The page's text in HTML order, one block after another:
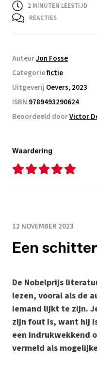
2 MINUTEN LEESTIJD
REACTIES
AuteurJon Fosse
Categoriefictie
Uitgeverij Oevers, 2023
ISBN 9789493290624
Beoordeeld doorVictor
Waardering
12 NOVEMBER 2023
Een
De Nobelprijs
lezen, vooral als de
iemand lijkt te zijn.
zijn fout is, want hij
een indrukwekkend
vermeld als